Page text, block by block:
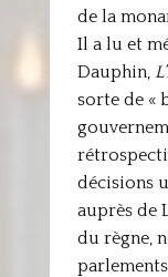
de la
Il a lu et
Dauphin,
sorte de «
décisions
auprès de
du règne,